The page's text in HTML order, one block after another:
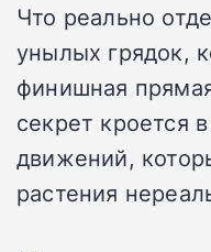
Что реально
унылых грядок,
финишная
секрет кроется
движений,
растения